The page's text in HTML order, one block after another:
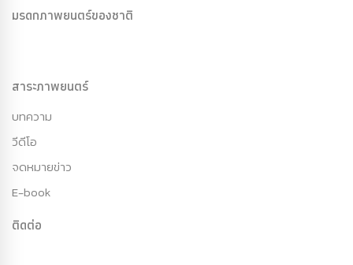
มรดกภาพยนตร์ของชาติ
สาระภาพยนตร์
บทความ
วีดีโอ
จดหมายข่าว
E-book
ติดต่อ